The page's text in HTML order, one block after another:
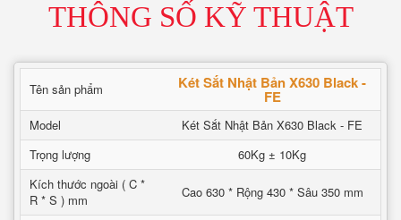
THÔNG SỐ KỸ THUẬT
Tên sản phẩm Két Sắt Nhật Bản X630 Black -
FE
Model
Két Sắt Nhật Bản X630 Black - FE
Trọng lượng
60Kg ± 10Kg
Kích thước ngoài ( C *
R * S ) mm
Cao 630 * Rộng 430 * Sâu 350 mm